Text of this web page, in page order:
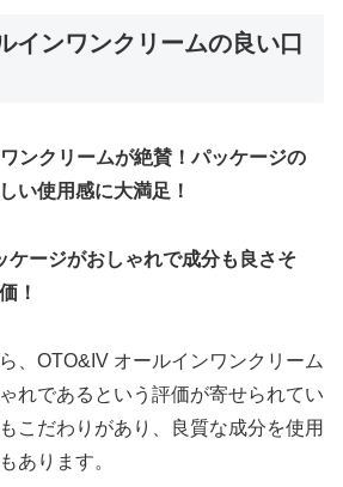
インワンクリームの良い口
ンクリームが絶賛！パッケージの
い使用感に大満足！
ケージがおしゃれで成分も良さそ
！
、OTO&IV オールインワンクリーム
れであるという評価が寄せられてい
こだわりがあり、良質な成分を使用
あります。